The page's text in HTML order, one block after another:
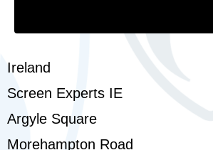
Ireland
Screen Experts IE
Argyle Square
Morehampton Road